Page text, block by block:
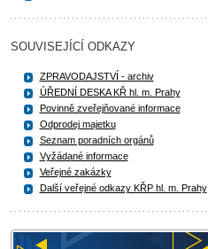
SOUVISEJÍCÍ ODKAZY
ZPRAVODAJSTVÍ - archiv
ÚŘEDNÍ DESKA KŘ hl. m. Prahy
Povinně zveřejňované informace
Odprodej majetku
Seznam poradních orgánů
Vyžádané informace
Veřejné zakázky
Další veřejné odkazy KŘP hl. m. Prahy